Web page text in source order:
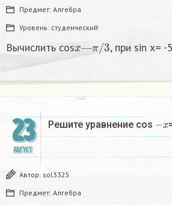
Предмет: Алгебра
Уровень: студенческий
Вычислить cos 3 , при sin x=
23
АВГУСТ
Решите уравнение cos − x
Автор: sol3325
Предмет: Алгебра